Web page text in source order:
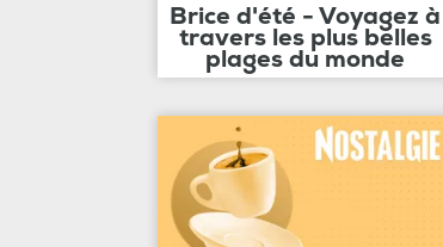
Brice d'été - Voyagez à
travers les plus belles
plages du monde